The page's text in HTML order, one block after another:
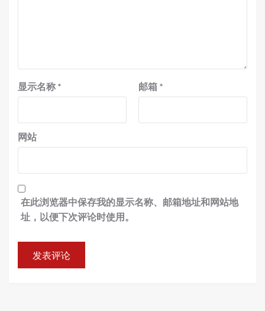
显示名称 * 邮箱 *
网站
在此浏览器中保存我的显示名称、邮箱地址和网站地
址，以便下次评论时使用。